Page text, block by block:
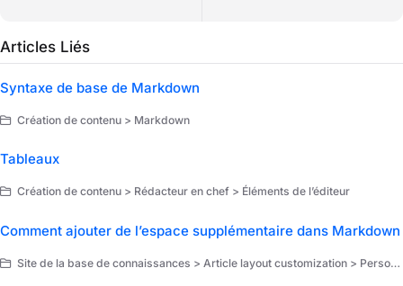
Articles Liés
Syntaxe de base de Markdown
Création de contenu > Markdown
Tableaux
Création de contenu > Rédacteur en chef > Éléments de l’éditeur
Comment ajouter de l’espace supplémentaire dans Markdown
Site de la base de connaissances > Article layout customization > Personnalisation